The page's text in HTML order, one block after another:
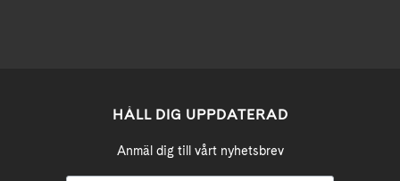
HÅLL DIG UPPDATERAD
Anmäl dig till vårt nyhetsbrev